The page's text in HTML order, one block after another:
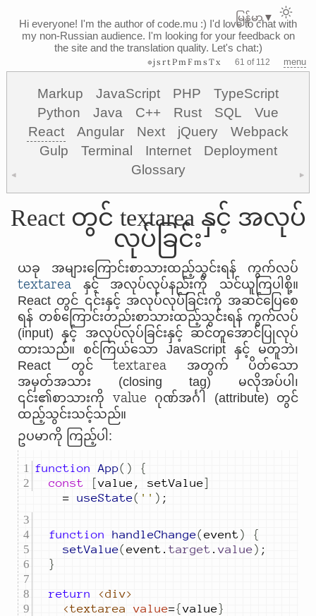
Hi everyone! I'm the author of code.mu :) I'd love to chat with
my non-Russian audience. I'm looking for your feedback on
the site and the translation quality. Let's chat:)
⊗jsrtPmFmsTx 61 of 112 menu
Markup JavaScript PHP
TypeScript
Python
Java C++ Rust SQL
Vue
React
Angular Next jQuery
Webpack
Gulp
Terminal Internet
Deployment
Glossary
◀ ▶
React တွင် textarea နှင့် အလုပ်
လုပ်ခြင်း
ယခု အများကြောင်းစာသားထည့်သွင်းရန် ကွက်လပ်
textarea နှင့် အလုပ်လုပ်နည်းကို သင်ယူကြပါစို့။
React တွင် ၎င်းနှင့် အလုပ်လုပ်ခြင်းကို အဆင်ပြေစေ
ရန် တစ်ကြောင်းတည်းစာသားထည့်သွင်းရန် ကွက်လပ်
(input) နှင့် အလုပ်လုပ်ခြင်းနှင့် ဆင်တူအောင်ပြုလုပ်
ထားသည်။ စင်ကြယ်သော JavaScript နှင့် မတူဘဲ၊
React တွင် textarea အတွက် ပိတ်သော
အမှတ်အသား (closing tag) မလိုအပ်ပါ၊
၎င်း၏စာသားကို value ဂုဏ်အင်္ဂါ (attribute) တွင်
ထည့်သွင်းသင့်သည်။
ဥပမာကို ကြည့်ပါ:
function App()
{
const
[value , setValue]
= useState( '' ) ;
function handleChange( event)
{
setValue( event . target . value) ;
}
return
<div>
<textarea
value={value}
မြန်မာ▼